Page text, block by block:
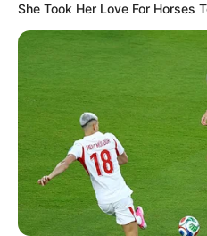
She Took Her Love For Horses